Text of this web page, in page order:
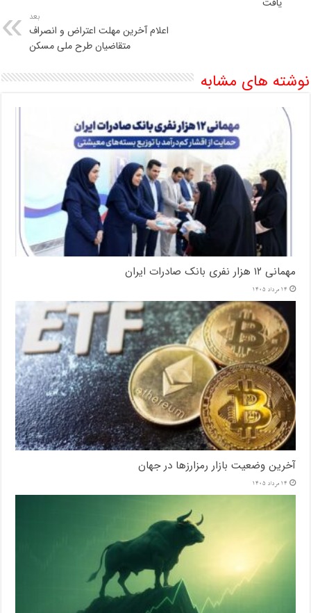
بعد
اعلام آخرین مهلت اعتراض و انصراف
متقاضیان طرح ملی مسکن
نوشته های مشابه
مهمانی ۱۲ هزار نفری بانک صادرات ایران
14 مرداد 1405
آخرین وضعیت بازار رمزارزها در جهان
14 مرداد 1405